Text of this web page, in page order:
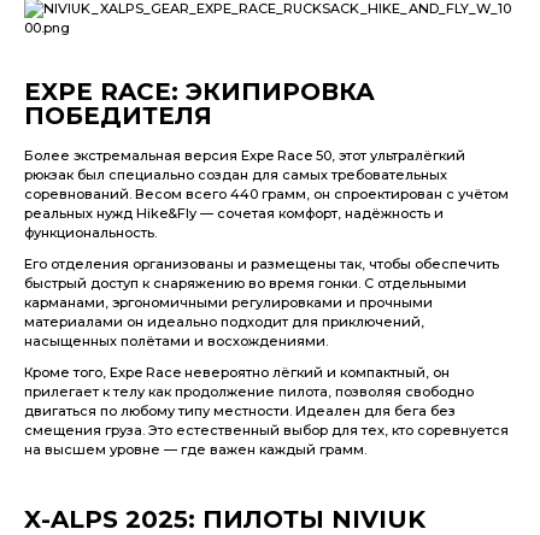
EXPE RACE: ЭКИПИРОВКА
ПОБЕДИТЕЛЯ
Более экстремальная версия Expe Race 50, этот ультралёгкий
рюкзак был специально создан для самых требовательных
соревнований. Весом всего 440 грамм, он спроектирован с учётом
реальных нужд Hike&Fly — сочетая комфорт, надёжность и
функциональность.
Его отделения организованы и размещены так, чтобы обеспечить
быстрый доступ к снаряжению во время гонки. С отдельными
карманами, эргономичными регулировками и прочными
материалами он идеально подходит для приключений,
насыщенных полётами и восхождениями.
Кроме того, Expe Race невероятно лёгкий и компактный, он
прилегает к телу как продолжение пилота, позволяя свободно
двигаться по любому типу местности. Идеален для бега без
смещения груза. Это естественный выбор для тех, кто соревнуется
на высшем уровне — где важен каждый грамм.
X-ALPS 2025: ПИЛОТЫ NIVIUK